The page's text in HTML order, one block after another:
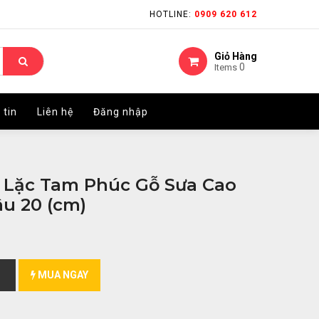
HOTLINE: 0909 620 612
Giỏ Hàng
Items 0
tin Liên hệ Đăng nhập
HOTLINE: 0909 620 612
Giỏ Hàng
Items 0
tin Liên hệ Đăng nhập
Tam Phúc Gỗ Sưa Cao
20 (cm)
MUA NGAY